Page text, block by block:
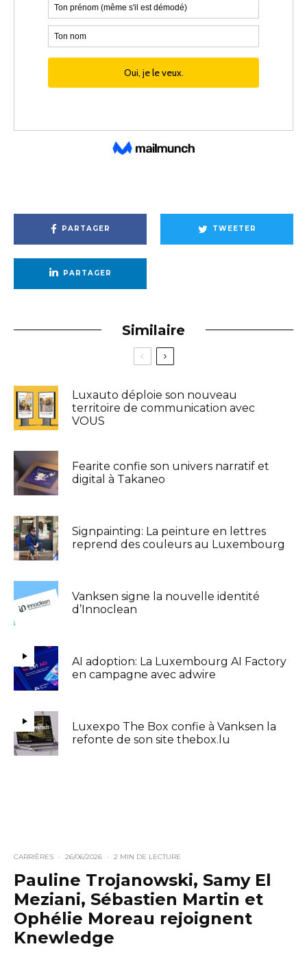
PARTAGER TWEETER
PARTAGER
Similaire
Luxauto déploie son nouveau
territoire de communication avec
VOUS
Fearite confie son univers narratif et
digital à Takaneo
Signpainting: La peinture en lettres
reprend des couleurs au Luxembourg
Vanksen signe la nouvelle identité
d’Innoclean
AI adoption: La Luxembourg AI Factory
en campagne avec adwire
Luxexpo The Box confie à Vanksen la
refonte de son site thebox.lu
CARRIÈRES · 26/06/2026 · 2 MIN DE LECTURE
Pauline Trojanowski, Samy El
Meziani, Sébastien Martin et
Ophélie Moreau rejoignent
Knewledge